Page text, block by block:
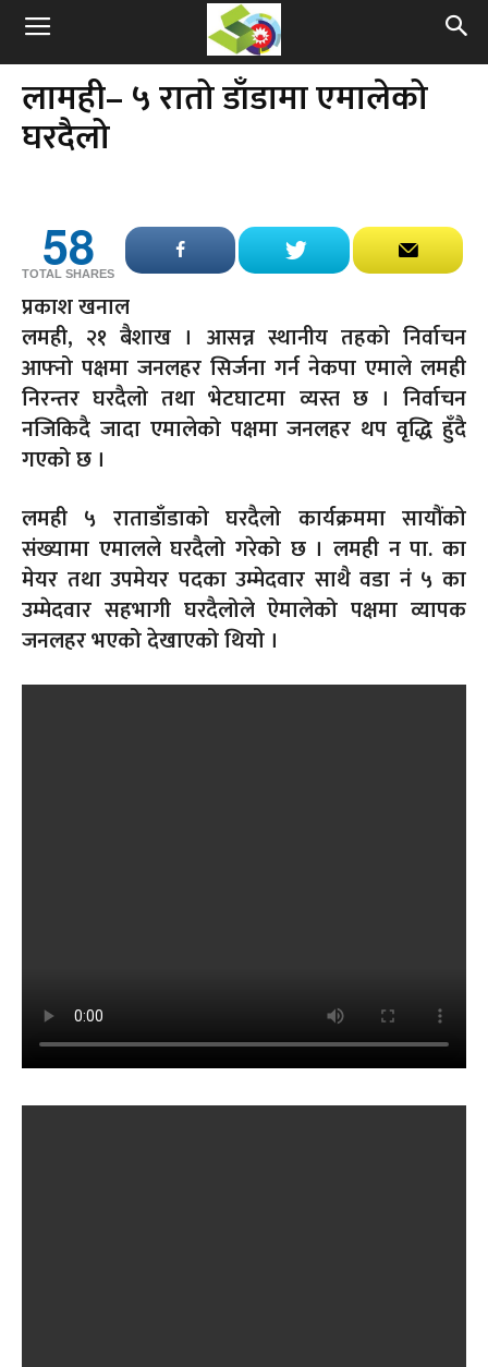
लामही– ५ रातो डाँडामा एमालेको
घरदैलो
58
TOTAL SHARES
प्रकाश खनाल
लमही, २१ बैशाख । आसन्न स्थानीय तहको निर्वाचन
आफ्नो पक्षमा जनलहर सिर्जना गर्न नेकपा एमाले लमही
निरन्तर घरदैलो तथा भेटघाटमा व्यस्त छ । निर्वाचन
नजिकिदै जादा एमालेको पक्षमा जनलहर थप वृद्धि हुँदै
गएको छ ।
लमही ५ राताडाँडाको घरदैलो कार्यक्रममा सायौंको
संख्यामा एमालले घरदैलो गरेको छ । लमही न पा. का
मेयर तथा उपमेयर पदका उम्मेदवार साथै वडा नं ५ का
उम्मेदवार सहभागी घरदैलोले ऐमालेको पक्षमा व्यापक
जनलहर भएको देखाएको थियो ।